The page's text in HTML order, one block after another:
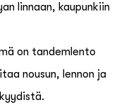
linnaan, kaupunkiin
on tandemlento
nousun, lennon ja